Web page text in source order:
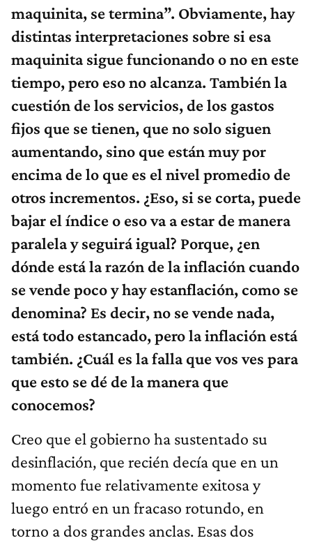
maquinita, se termina”. Obviamente, hay
distintas interpretaciones sobre si esa
maquinita sigue funcionando o no en este
tiempo, pero eso no alcanza. También la
cuestión de los servicios, de los gastos
fijos que se tienen, que no solo siguen
aumentando, sino que están muy por
encima de lo que es el nivel promedio de
otros incrementos. ¿Eso, si se corta, puede
bajar el índice o eso va a estar de manera
paralela y seguirá igual? Porque, ¿en
dónde está la razón de la inflación cuando
se vende poco y hay estanflación, como se
denomina? Es decir, no se vende nada,
está todo estancado, pero la inflación está
también. ¿Cuál es la falla que vos ves para
que esto se dé de la manera que
conocemos?
Creo que el gobierno ha sustentado su
desinflación, que recién decía que en un
momento fue relativamente exitosa y
luego entró en un fracaso rotundo, en
torno a dos grandes anclas. Esas dos